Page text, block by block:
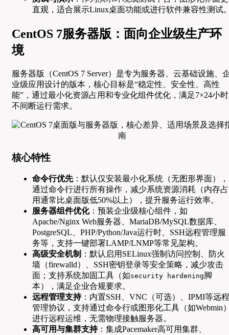
直观，适合展示Linux桌面功能或进行软件兼容性测试
CentOS 7服务器版：面向企业级生产环
境
服务器版（CentOS 7 Server）是专为服务器、云基础设施、
业级应用设计的版本，核心目标是“稳定性、安全性、高性
能”，通过最小化资源占用和专业化组件优化，满足7×24小时
不间断运行需求。
核心特性
命令行优先：默认仅安装最小化系统（无图形界面），
通过命令行进行所有操作，减少系统资源消耗（内存占
用通常比桌面版低50%以上），提升服务运行效率。
服务器组件优化：预装企业级核心组件，如
Apache/Nginx Web服务器、MariaDB/MySQL数据库、
PostgreSQL、PHP/Python/Java运行时、SSH远程管理服
务等，支持一键部署LAMP/LNMP等常见架构。
高级安全机制 ：默认启用SELinux强制访问控制、防火
墙（firewalld）、SSH密钥登录等安全策略，减少攻击
面；支持系统加固工具（如security hardening脚
本），满足企业合规要求。
远程管理支持：内置SSH、VNC（可选）、IPMI等远程
管理协议，支持通过命令行或图形化工具（如Webmin
进行远程运维，无需物理接触服务器。
高可用与集群支持：集成Pacemaker高可用集群、